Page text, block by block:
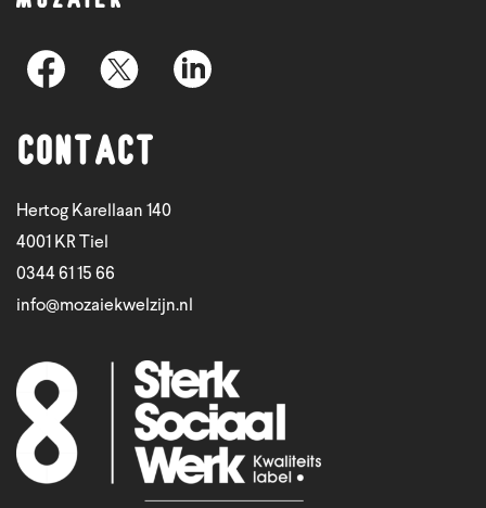
Contact
Hertog Karellaan 140
4001 KR Tiel
0344 61 15 66
info@mozaiekwelzijn.nl